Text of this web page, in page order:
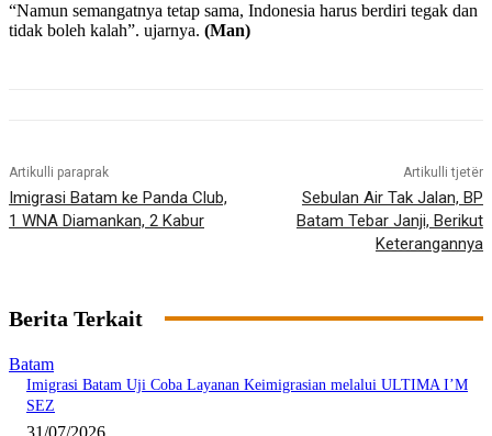
“Namun semangatnya tetap sama, Indonesia harus berdiri tegak dan
tidak boleh kalah”. ujarnya. (Man)
Artikulli paraprak
Imigrasi Batam ke Panda Club,
1 WNA Diamankan, 2 Kabur
Artikulli tjetër
Sebulan Air Tak Jalan, BP
Batam Tebar Janji, Berikut
Keterangannya
Berita Terkait
Batam
Imigrasi Batam Uji Coba Layanan Keimigrasian melalui ULTIMA I’M
SEZ
31/07/2026